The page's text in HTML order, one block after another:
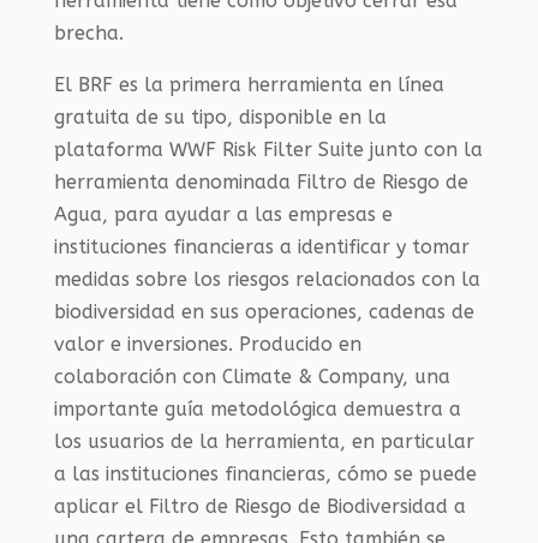
brecha.
El BRF es la primera herramienta en línea
gratuita de su tipo, disponible en la
plataforma WWF Risk Filter Suite junto con la
herramienta denominada Filtro de Riesgo de
Agua, para ayudar a las empresas e
instituciones financieras a identificar y tomar
medidas sobre los riesgos relacionados con la
biodiversidad en sus operaciones, cadenas de
valor e inversiones. Producido en
colaboración con Climate & Company, una
importante guía metodológica demuestra a
los usuarios de la herramienta, en particular
a las instituciones financieras, cómo se puede
aplicar el Filtro de Riesgo de Biodiversidad a